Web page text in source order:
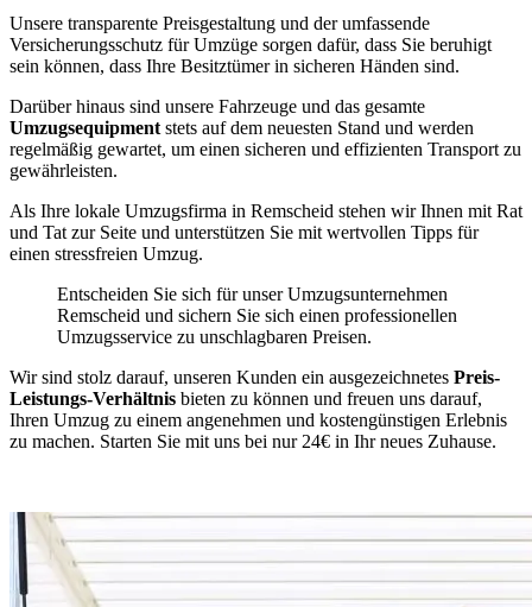
Unsere transparente Preisgestaltung und der umfassende
Versicherungsschutz für Umzüge sorgen dafür, dass Sie beruhigt
sein können, dass Ihre Besitztümer in sicheren Händen sind.
Darüber hinaus sind unsere Fahrzeuge und das gesamte
Umzugsequipment stets auf dem neuesten Stand und werden
regelmäßig gewartet, um einen sicheren und effizienten Transport zu
gewährleisten.
Als Ihre lokale Umzugsfirma in Remscheid stehen wir Ihnen mit Rat
und Tat zur Seite und unterstützen Sie mit wertvollen Tipps für
einen stressfreien Umzug.
Entscheiden Sie sich für unser Umzugsunternehmen
Remscheid und sichern Sie sich einen professionellen
Umzugsservice zu unschlagbaren Preisen.
Wir sind stolz darauf, unseren Kunden ein ausgezeichnetes Preis-
Leistungs-Verhältnis bieten zu können und freuen uns darauf,
Ihren Umzug zu einem angenehmen und kostengünstigen Erlebnis
zu machen. Starten Sie mit uns bei nur 24€ in Ihr neues Zuhause.